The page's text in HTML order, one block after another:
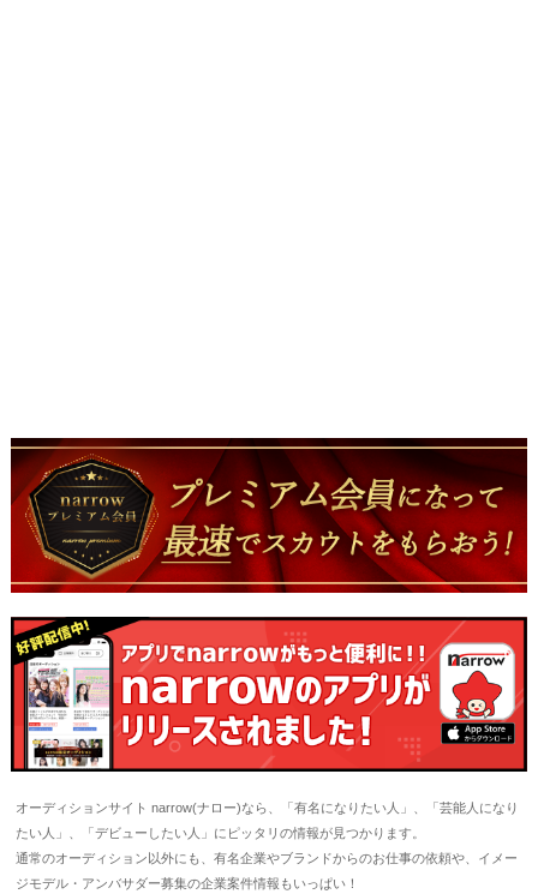
オーディションサイト narrow(ナロー)なら、「有名になりたい人」、「芸能人になり
たい人」、「デビューしたい人」にピッタリの情報が見つかります。
通常のオーディション以外にも、有名企業やブランドからのお仕事の依頼や、イメー
ジモデル・アンバサダー募集の企業案件情報もいっぱい！